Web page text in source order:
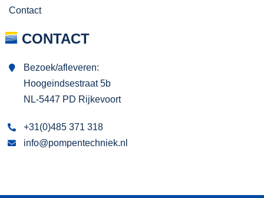
Contact
CONTACT
Bezoek/afleveren:
Hoogeindsestraat 5b
NL-5447 PD Rijkevoort
+31(0)485 371 318
info@pompentechniek.nl